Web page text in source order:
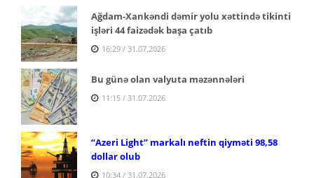
Ağdam-Xankəndi dəmir yolu xəttində tikinti
işləri 44 faizədək başa çatıb
16:29 / 31.07.2026
Bu günə olan valyuta məzənnələri
11:15 / 31.07.2026
“Azeri Light” markalı neftin qiyməti 98,58
dollar olub
10:34 / 31.07.2026